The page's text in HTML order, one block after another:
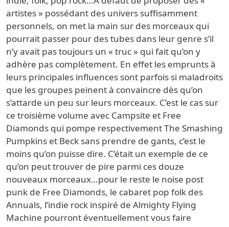
artistes » possédant des univers suffisamment
personnels, on met la main sur des morceaux qui
pourrait passer pour des tubes dans leur genre s’il
n’y avait pas toujours un « truc » qui fait qu’on y
adhère pas complètement. En effet les emprunts à
leurs principales influences sont parfois si maladroits
que les groupes peinent à convaincre dès qu’on
s’attarde un peu sur leurs morceaux. C’est le cas sur
ce troisième volume avec Campsite et Free
Diamonds qui pompe respectivement The Smashing
Pumpkins et Beck sans prendre de gants, c’est le
moins qu’on puisse dire. C’était un exemple de ce
qu’on peut trouver de pire parmi ces douze
nouveaux morceaux…pour le reste le noise post
punk de Free Diamonds, le cabaret pop folk des
Annuals, l’indie rock inspiré de Almighty Flying
Machine pourront éventuellement vous faire